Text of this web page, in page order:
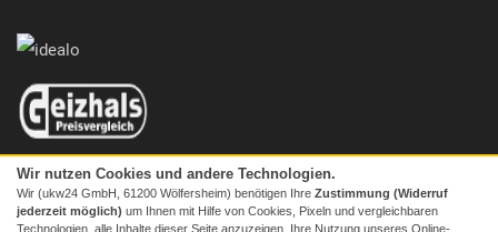
Wir nutzen Cookies und andere Technologien.
Wir (ukw24 GmbH, 61200 Wölfersheim) benötigen Ihre Zustimmung (Widerruf
jederzeit möglich) um Ihnen mit Hilfe von Cookies, Pixeln und vergleichbaren
Technologien, alle Inhalte dieser Seite anzuzeigen, Ihre Nutzung unseres Online-